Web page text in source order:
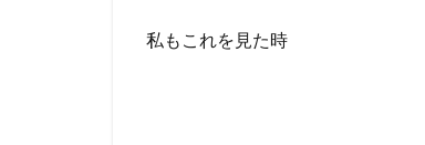
私もこれを見た時